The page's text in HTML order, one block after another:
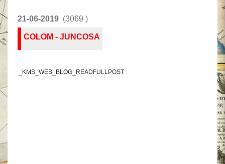
21-06-2019 (3069 )
COLOM - JUNCOSA
_KMS_WEB_BLOG_READFULLPOST